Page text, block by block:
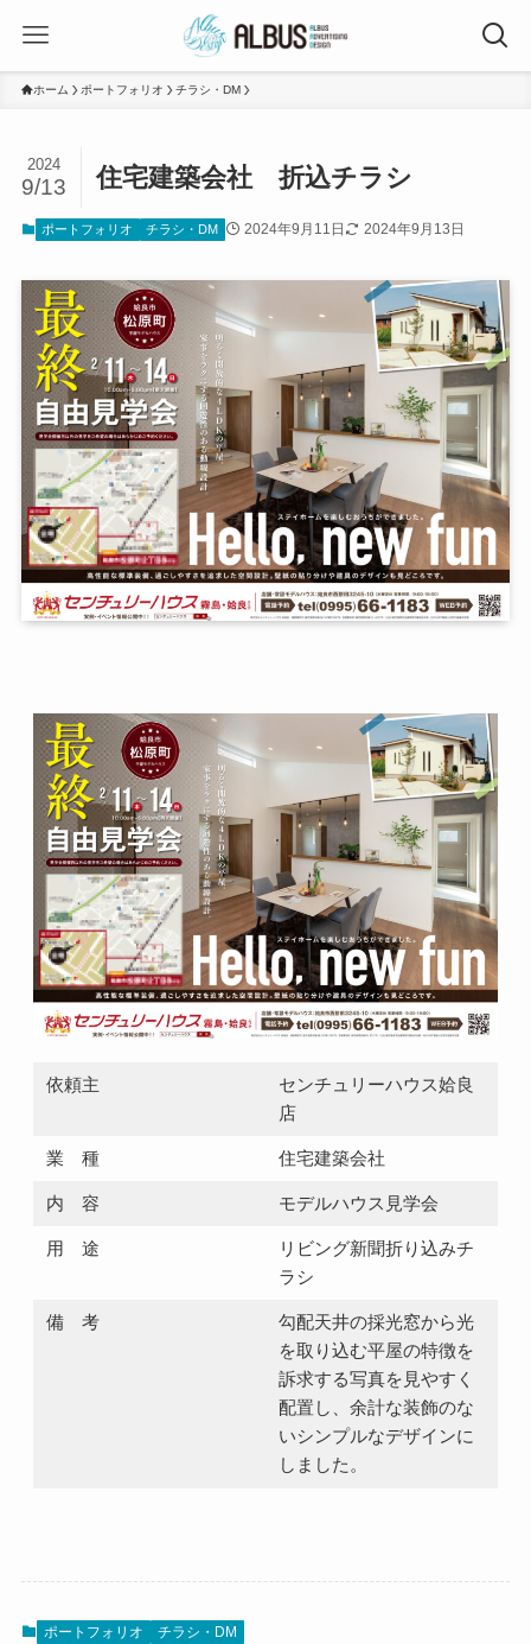
ホーム ポートフォリオ チラシ・DM
住宅建築会社 折込チラシ
2024
9/13
ポートフォリオ チラシ・DM 2024年9月11日 2024年9月13日
依頼主
センチュリーハウス姶良
店
業 種 住宅建築会社
内 容 モデルハウス見学会
用 途
リビング新聞折り込みチ
ラシ
備 考
勾配天井の採光窓から光
を取り込む平屋の特徴を
訴求する写真を見やすく
配置し、余計な装飾のな
いシンプルなデザインに
しました。
ポートフォリオ チラシ・DM